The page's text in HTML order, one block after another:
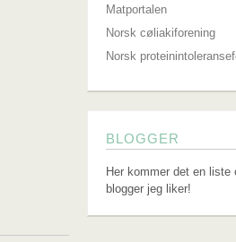
Matportalen
Norsk cøliakiforening
Norsk
BLOGGER
Her kommer det en liste
blogger jeg liker!